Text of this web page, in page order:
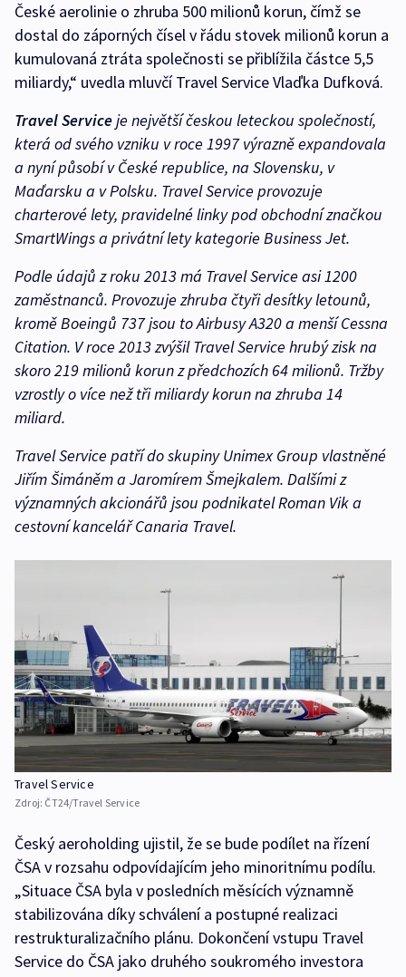
České aerolinie o zhruba 500 milionů korun, čímž se
dostal do záporných čísel v řádu stovek milionů korun a
kumulovaná ztráta společnosti se přiblížila částce 5,5
miliardy,“ uvedla mluvčí Travel Service Vlaďka Dufková.
Travel Serviceje největší českou leteckou společností,
která od svého vzniku v roce 1997 výrazně expandovala
a nyní působí v České republice, na Slovensku, v
Maďarsku a v Polsku. Travel Service provozuje
charterové lety, pravidelné linky pod obchodní značkou
SmartWings a privátní lety kategorie Business Jet.
Podle údajů z roku 2013 má Travel Service asi 1200
zaměstnanců. Provozuje zhruba čtyři desítky letounů,
kromě Boeingů 737 jsou to Airbusy A320 a menší Cessna
Citation. V roce 2013 zvýšil Travel Service hrubý zisk na
skoro 219 milionů korun z předchozích 64 milionů. Tržby
vzrostly o více než tři miliardy korun na zhruba 14
miliard.
Travel Service patří do skupiny Unimex Group vlastněné
Jiřím Šimáněm a Jaromírem Šmejkalem. Dalšími z
významných akcionářů jsou podnikatel Roman Vik a
cestovní kancelář Canaria Travel.
Travel Service
Zdroj: ČT24/Travel Service
Český aeroholding ujistil, že se bude podílet na řízení
ČSA v rozsahu odpovídajícím jeho minoritnímu podílu.
„Situace ČSA byla v posledních měsících významně
stabilizována díky schválení a postupné realizaci
restrukturalizačního plánu. Dokončení vstupu Travel
Service do ČSA jako druhého soukromého investora